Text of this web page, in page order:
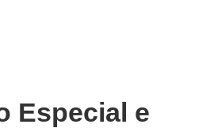
Especial e